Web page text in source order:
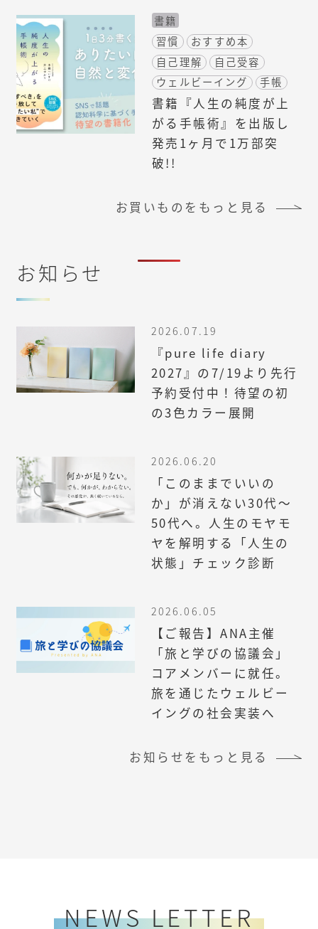
書籍
習慣
おすすめ本
自己理解
自己受容
ウェルビーイング
手帳
書籍『人生の純度が上
がる手帳術』を出版し
発売1ヶ月で1万部突
破!!
お買いものをもっと見る
お知らせ
2026.07.19
『pure life diary
2027』の7/19より先行
予約受付中！待望の初
の3色カラー展開
2026.06.20
「このままでいいの
か」が消えない30代〜
50代へ。人生のモヤモ
ヤを解明する「人生の
状態」チェック診断
2026.06.05
【ご報告】ANA主催
「旅と学びの協議会」
コアメンバーに就任。
旅を通じたウェルビー
イングの社会実装へ
お知らせをもっと見る
NEWS LETTER